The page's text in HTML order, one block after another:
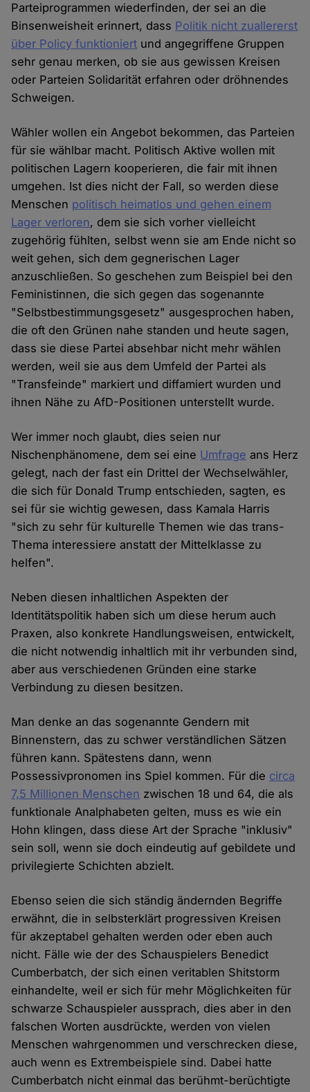
Parteiprogrammen wiederfinden, der sei an die
Binsenweisheit erinnert, dass Politik nicht zuallererst
über Policy funktioniert und angegriffene Gruppen
sehr genau merken, ob sie aus gewissen Kreisen
oder Parteien Solidarität erfahren oder dröhnendes
Schweigen.
Wähler wollen ein Angebot bekommen, das Parteien
für sie wählbar macht. Politisch Aktive wollen mit
politischen Lagern kooperieren, die fair mit ihnen
umgehen. Ist dies nicht der Fall, so werden diese
Menschen politisch heimatlos und gehen einem
Lager verloren, dem sie sich vorher vielleicht
zugehörig fühlten, selbst wenn sie am Ende nicht so
weit gehen, sich dem gegnerischen Lager
anzuschließen. So geschehen zum Beispiel bei den
Feministinnen, die sich gegen das sogenannte
"Selbstbestimmungsgesetz" ausgesprochen haben,
die oft den Grünen nahe standen und heute sagen,
dass sie diese Partei absehbar nicht mehr wählen
werden, weil sie aus dem Umfeld der Partei als
"Transfeinde" markiert und diffamiert wurden und
ihnen Nähe zu AfD-Positionen unterstellt wurde.
Wer immer noch glaubt, dies seien nur
Nischenphänomene, dem sei eine Umfrage ans Herz
gelegt, nach der fast ein Drittel der Wechselwähler,
die sich für Donald Trump entschieden, sagten, es
sei für sie wichtig gewesen, dass Kamala Harris
"sich zu sehr für kulturelle Themen wie das trans-
Thema interessiere anstatt der Mittelklasse zu
helfen".
Neben diesen inhaltlichen Aspekten der
Identitätspolitik haben sich um diese herum auch
Praxen, also konkrete Handlungsweisen, entwickelt,
die nicht notwendig inhaltlich mit ihr verbunden sind,
aber aus verschiedenen Gründen eine starke
Verbindung zu diesen besitzen.
Man denke an das sogenannte Gendern mit
Binnenstern, das zu schwer verständlichen Sätzen
führen kann. Spätestens dann, wenn
Possessivpronomen ins Spiel kommen. Für die circa
7,5 Millionen Menschen zwischen 18 und 64, die als
funktionale Analphabeten gelten, muss es wie ein
Hohn klingen, dass diese Art der Sprache "inklusiv"
sein soll, wenn sie doch eindeutig auf gebildete und
privilegierte Schichten abzielt.
Ebenso seien die sich ständig ändernden Begriffe
erwähnt, die in selbsterklärt progressiven Kreisen
für akzeptabel gehalten werden oder eben auch
nicht. Fälle wie der des Schauspielers Benedict
Cumberbatch, der sich einen veritablen Shitstorm
einhandelte, weil er sich für mehr Möglichkeiten für
schwarze Schauspieler aussprach, dies aber in den
falschen Worten ausdrückte, werden von vielen
Menschen wahrgenommen und verschrecken diese,
auch wenn es Extrembeispiele sind. Dabei hatte
Cumberbatch nicht einmal das berühmt-berüchtigte